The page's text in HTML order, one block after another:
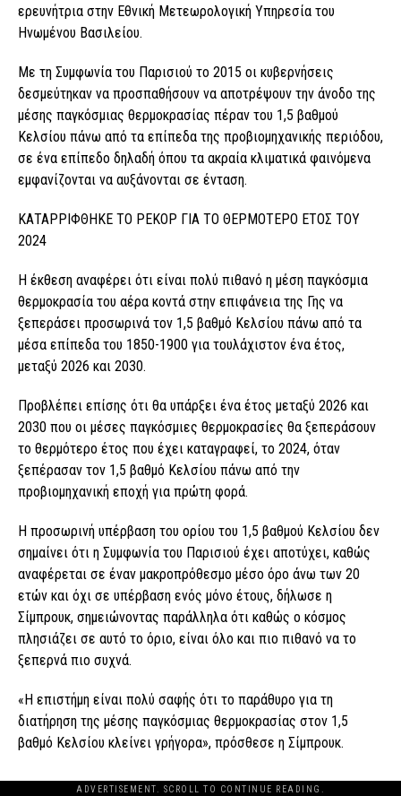
ερευνήτρια στην Εθνική Μετεωρολογική Υπηρεσία του
Ηνωμένου Βασιλείου.
Με τη Συμφωνία του Παρισιού το 2015 οι κυβερνήσεις
δεσμεύτηκαν να προσπαθήσουν να αποτρέψουν την άνοδο της
μέσης παγκόσμιας θερμοκρασίας πέραν του 1,5 βαθμού
Κελσίου πάνω από τα επίπεδα της προβιομηχανικής περιόδου,
σε ένα επίπεδο δηλαδή όπου τα ακραία κλιματικά φαινόμενα
εμφανίζονται να αυξάνονται σε ένταση.
ΚΑΤΑΡΡΙΦΘΗΚΕ ΤΟ ΡΕΚΟΡ ΓΙΑ ΤΟ ΘΕΡΜΟΤΕΡΟ ΕΤΟΣ ΤΟΥ
2024
Η έκθεση αναφέρει ότι είναι πολύ πιθανό η μέση παγκόσμια
θερμοκρασία του αέρα κοντά στην επιφάνεια της Γης να
ξεπεράσει προσωρινά τον 1,5 βαθμό Κελσίου πάνω από τα
μέσα επίπεδα του 1850-1900 για τουλάχιστον ένα έτος,
μεταξύ 2026 και 2030.
Προβλέπει επίσης ότι θα υπάρξει ένα έτος μεταξύ 2026 και
2030 που οι μέσες παγκόσμιες θερμοκρασίες θα ξεπεράσουν
το θερμότερο έτος που έχει καταγραφεί, το 2024, όταν
ξεπέρασαν τον 1,5 βαθμό Κελσίου πάνω από την
προβιομηχανική εποχή για πρώτη φορά.
Η προσωρινή υπέρβαση του ορίου του 1,5 βαθμού Κελσίου δεν
σημαίνει ότι η Συμφωνία του Παρισιού έχει αποτύχει, καθώς
αναφέρεται σε έναν μακροπρόθεσμο μέσο όρο άνω των 20
ετών και όχι σε υπέρβαση ενός μόνο έτους, δήλωσε η
Σίμπρουκ, σημειώνοντας παράλληλα ότι καθώς ο κόσμος
πλησιάζει σε αυτό το όριο, είναι όλο και πιο πιθανό να το
ξεπερνά πιο συχνά.
«Η επιστήμη είναι πολύ σαφής ότι το παράθυρο για τη
διατήρηση της μέσης παγκόσμιας θερμοκρασίας στον 1,5
βαθμό Κελσίου κλείνει γρήγορα», πρόσθεσε η Σίμπρουκ.
ADVERTISEMENT. SCROLL TO CONTINUE READING.